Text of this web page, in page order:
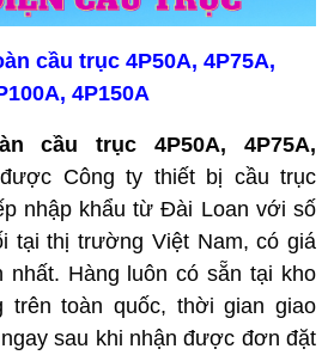
cầu trục 4P50A, 4P75A,
4P150A
cầu trục 4P50A, 4P75A,
Công ty thiết bị cầu trục
nhập khẩu từ Đài Loan với số
tại thị trường Việt Nam, có giá
nhất. Hàng luôn có sẵn tại kho
trên toàn quốc, thời gian giao
sau khi nhận được đơn đặt